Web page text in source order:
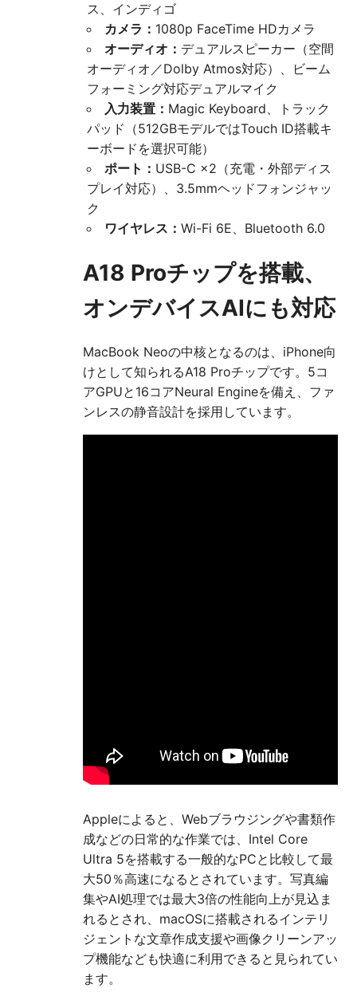
ス、インディゴ
カメラ： 1080p FaceTime HDカメラ
オーディオ： デュアルスピーカー（空間
オーディオ／Dolby Atmos対応）、ビーム
フォーミング対応デュアルマイク
入力装置： Magic Keyboard、トラック
パッド（512GBモデルではTouch ID搭載キ
ーボードを選択可能）
ポート： USB-C ×2（充電・外部ディス
プレイ対応）、3.5mmヘッドフォンジャッ
ク
ワイヤレス： Wi-Fi 6E、Bluetooth 6.0
A18 Proチップを搭載、
オンデバイスAIにも対応
MacBook Neoの中核となるのは、iPhone向
けとして知られるA18 Proチップです。5コ
アGPUと16コアNeural Engineを備え、ファ
ンレスの静音設計を採用しています。
Appleによると、Webブラウジングや書類作
成などの日常的な作業では、Intel Core
Ultra 5を搭載する一般的なPCと比較して最
大50％高速になるとされています。写真編
集やAI処理では最大3倍の性能向上が見込ま
れるとされ、macOSに搭載されるインテリ
ジェントな文章作成支援や画像クリーンアッ
プ機能なども快適に利用できると見られてい
ます。